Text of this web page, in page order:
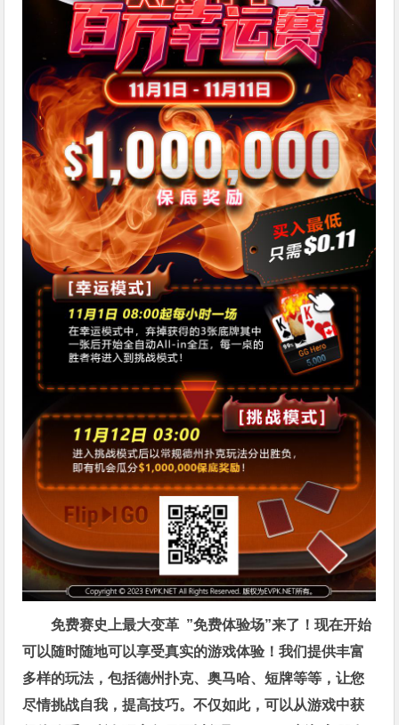
免费赛史上最大变革 ”免费体验场”来了！现在开始
可以随时随地可以享受真实的游戏体验！我们提供丰富
多样的玩法，包括德州扑克、奥马哈、短牌等等，让您
尽情挑战自我，提高技巧。不仅如此，可以从游戏中获